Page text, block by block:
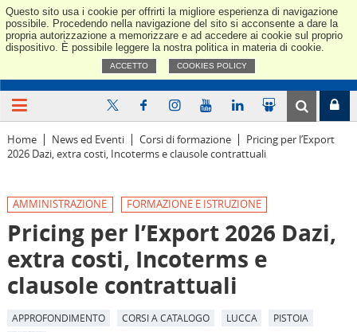
Questo sito usa i cookie per offrirti la migliore esperienza di navigazione
possibile. Procedendo nella navigazione del sito si acconsente a dare la
propria autorizzazione a memorizzare e ad accedere ai cookie sul proprio
dispositivo. È possibile leggere la nostra politica in materia di cookie.
ACCETTO COOKIES POLICY
Home News ed Eventi Corsi di formazione
Pricing per l’Export
2026 Dazi, extra costi, Incoterms e clausole contrattuali
AMMINISTRAZIONE FORMAZIONE E ISTRUZIONE
Pricing per l’Export 2026 Dazi,
extra costi, Incoterms e
clausole contrattuali
APPROFONDIMENTO CORSI A CATALOGO LUCCA
PISTOIA